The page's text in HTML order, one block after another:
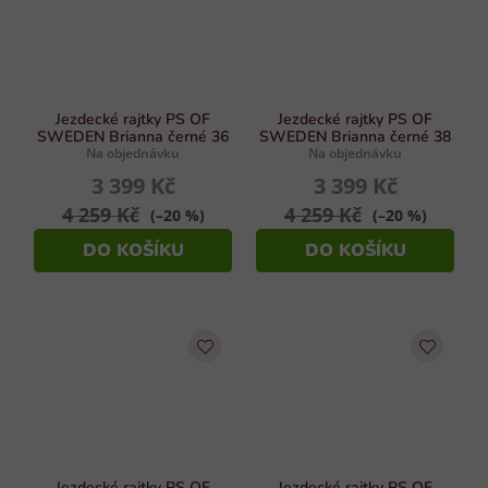
Jezdecké rajtky PS OF
SWEDEN Brianna černé 36
Na objednávku
3 399 Kč
4 259 Kč (–20 %)
DO KOŠÍKU
Jezdecké rajtky PS OF
SWEDEN Brianna černé 38
Na objednávku
3 399 Kč
4 259 Kč (–20 %)
DO KOŠÍKU